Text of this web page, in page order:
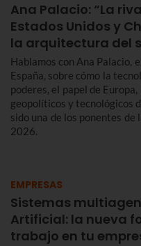
Ana Palacio: “La
Estados Unidos y
la arquitectura del
Hablamos con Ana Palacio,
España, sobre cómo la
poderes, el papel de
geopolíticos y tecnológicos
sido una de los ponentes de
2026.
EMPRESAS
Sistemas
Artificial: la nueva
trabajo en tu